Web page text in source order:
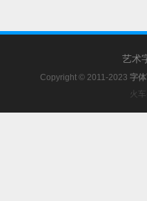
艺术
Copyright © 2011-2023 字
火